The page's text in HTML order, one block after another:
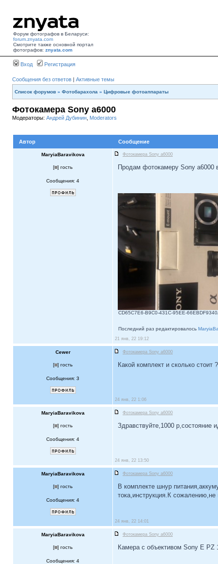
Форум фотографов в Беларуси:
forum.znyata.com
Смотрите также основной портал
фотографов: znyata.com
Вход Регистрация
Сообщения без ответов | Активные темы
Список форумов » Фотобарахола » Цифровые фотоаппараты
Фотокамера Sony a6000
Модераторы: Андрей Дубинин Moderators
Автор Сообщение
MaryiaBaravikova Фотокамера Sony a6000
[ ] гость
Сообщения: 4
Продам фотокамеру Sony a6000
CD65C7E6-B9C0-431C-95EE-
Последний раз редактировалось
21 янв, 22 19:12
Cewer Фотокамера Sony a6000
[ ] гость
Сообщения: 3
Какой комплект и сколько стоит ?
24 янв, 22 1:06
MaryiaBaravikova Фотокамера Sony a6000
[ ] гость
Сообщения: 4
Здравствуйте,1000 р,состояние
24 янв, 22 13:50
MaryiaBaravikova Фотокамера Sony a6000
[ ] гость
Сообщения: 4
В комплекте шнур
тока,инструкция.К
24 янв, 22 14:01
MaryiaBaravikova Фотокамера Sony a6000
[ ] гость
Сообщения: 4
Камера с объективом Sony E PZ